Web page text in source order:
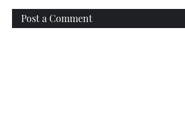
Post a Comment